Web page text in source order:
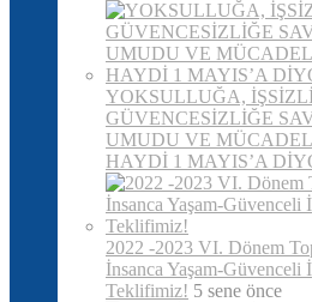
YOKSULLUĞA,
GÜVENCESİZLİĞE
UMUDU VE
HAYDİ 1 MAYIS’A
2022 -2023 VI. Dönem
İnsanca Yaşam-
Teklifimiz! 5 sene önce